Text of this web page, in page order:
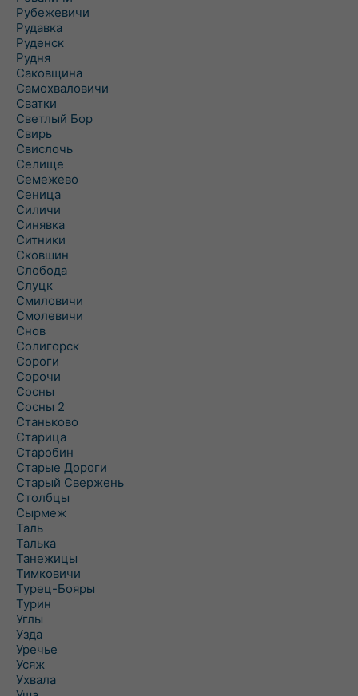
Рубежевичи
Рудавка
Руденск
Рудня
Саковщина
Самохваловичи
Сватки
Светлый Бор
Свирь
Свислочь
Селище
Семежево
Сеница
Силичи
Синявка
Ситники
Сковшин
Слобода
Слуцк
Смиловичи
Смолевичи
Снов
Солигорск
Сороги
Сорочи
Сосны
Сосны 2
Станьково
Старица
Старобин
Старые Дороги
Старый Свержень
Столбцы
Сырмеж
Таль
Талька
Танежицы
Тимковичи
Турец-Бояры
Турин
Углы
Узда
Уречье
Усяж
Ухвала